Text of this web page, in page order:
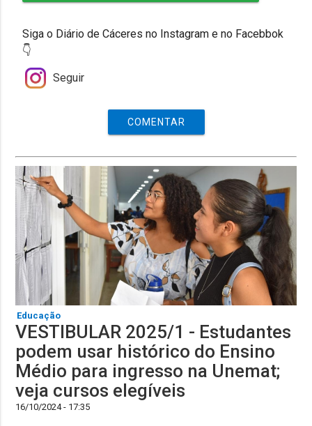
Siga o Diário de Cáceres no Instagram e no Facebbok
👇
Seguir
COMENTAR
Educação
VESTIBULAR 2025/1 - Estudantes
podem usar histórico do Ensino
Médio para ingresso na Unemat;
veja cursos elegíveis
16/10/2024 - 17:35